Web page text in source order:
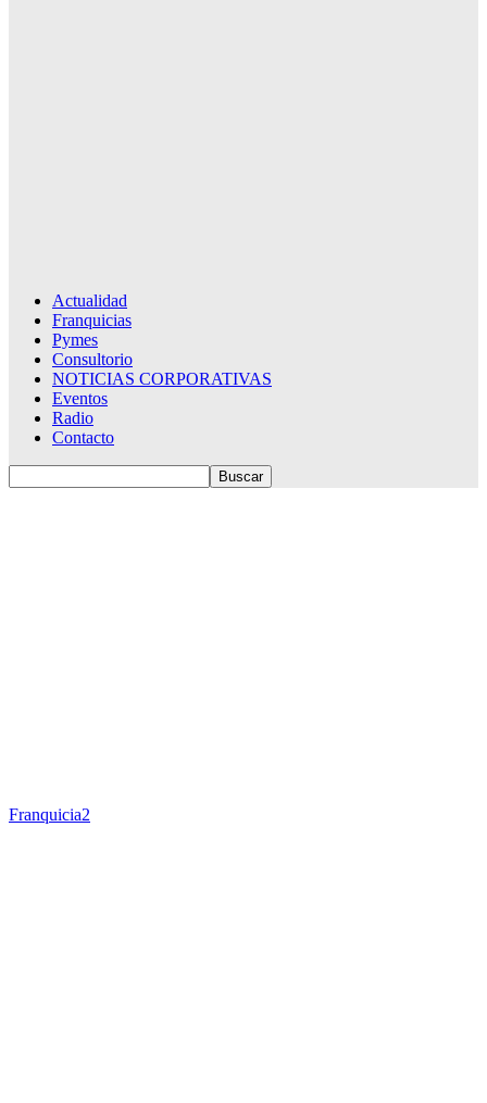
Actualidad
Franquicias
Pymes
Consultorio
NOTICIAS CORPORATIVAS
Eventos
Radio
Contacto
Franquicia2